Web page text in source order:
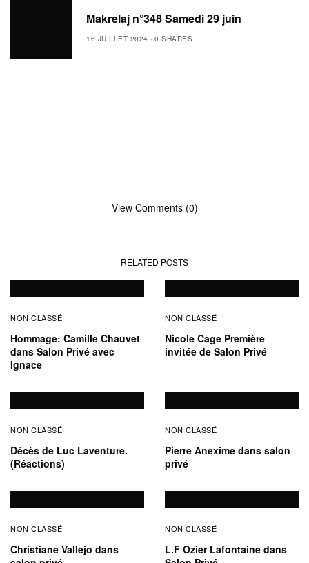
Makrelaj n°348 Samedi 29 juin
16 JUILLET 2024 0 SHARES
View Comments (0)
RELATED POSTS
NON CLASSÉ
Hommage: Camille Chauvet
dans Salon Privé avec
Ignace
NON CLASSÉ
Nicole Cage Première
invitée de Salon Privé
NON CLASSÉ
Décès de Luc Laventure.
(Réactions)
NON CLASSÉ
Pierre Anexime dans salon
privé
NON CLASSÉ
Christiane Vallejo dans
NON CLASSÉ
L.F Ozier Lafontaine dans